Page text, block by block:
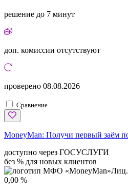
решение до 7 минут
доп. комиссии отсутствуют
проверено 08.08.2026
Сравнение
MoneyMan: Получи первый заём
доступно через ГОСУСЛУГИ
без % для новых клиентов
0,00 %